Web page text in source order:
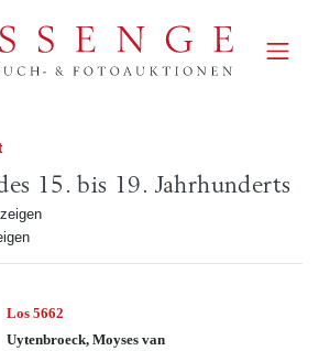
15. bis 19. Jahrhunderts
Los 5662
Uytenbroeck, Moyses van